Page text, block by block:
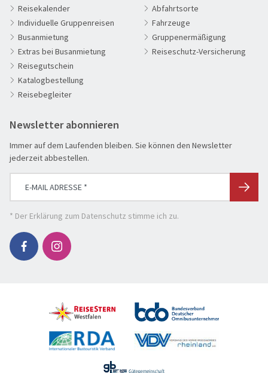
SUCHEN & BUCHEN
Reisekategorie
Die Welt entdecken
Entspannen & Wohlfühlen
Erlebnisreise
Eröffnungs- & Abschlussreisen
Flugreisen
Genussreise
Herbstreise
Hochseekreuzfahrt
Leserreisen
Osterreisen
PREMIUM-Bus
Radreisen
Schiffsreisen
Tagesfahrten
Vorteilsreisen
Benelux
Deutschland
Italien
Mittelmeer & Fernreisen
REISEZEITRAUM
Hauptsache weg
Weihnachtsmarkt Lüttich
©villagedenoel
Reisekalender
Individuelle Gruppenreisen
Busanmietung
Extras bei Busanmietung
Reisegutschein
Katalogbestellung
Reisebegleiter
Abfahrtsorte
Fahrzeuge
Gruppenermäßigung
Reiseschutz-Versicherung
Newsletter abonnieren
Immer auf dem Laufenden bleiben. Sie können den Newsletter
jederzeit abbestellen.
* Der Erklärung zum Datenschutz stimme ich zu.